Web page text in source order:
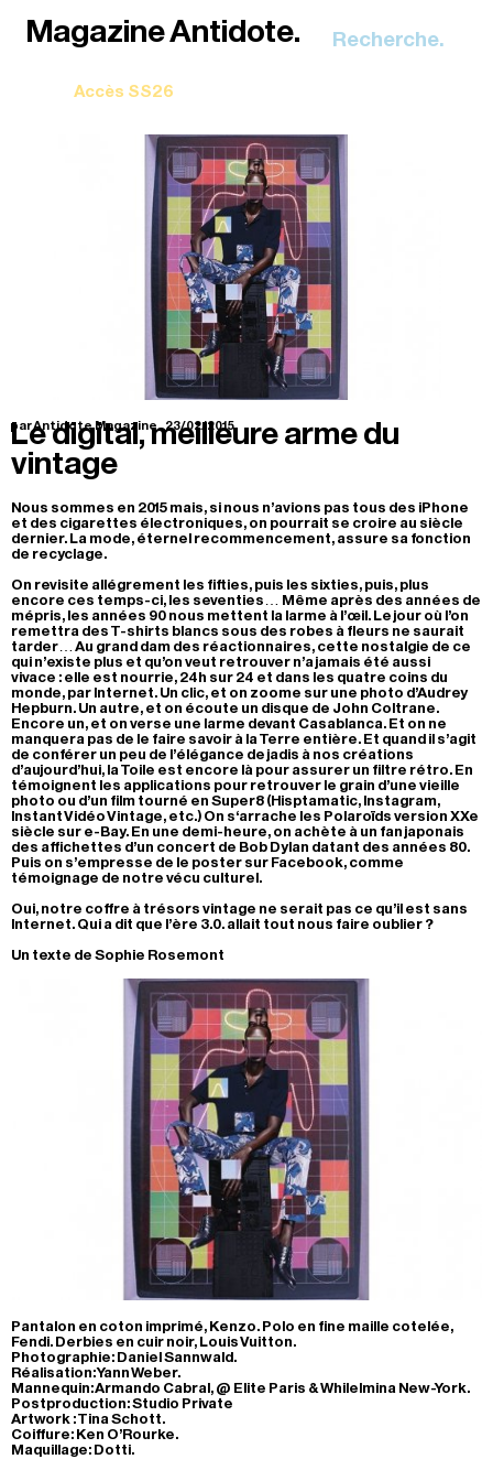
Recherche.
par Antidote Magazine. 23/02/2015
Le digital, meilleure arme du
vintage
Nous sommes en 2015 mais, si nous n’avions pas tous des iPhone
et des cigarettes électroniques, on pourrait se croire au siècle
dernier. La mode, éternel recommencement, assure sa fonction
de recyclage.
On revisite allégrement les fifties, puis les sixties, puis, plus
encore ces temps-ci, les seventies… Même après des années de
mépris, les années 90 nous mettent la larme à l’œil. Le jour où l’on
remettra des T-shirts blancs sous des robes à fleurs ne saurait
tarder… Au grand dam des réactionnaires, cette nostalgie de ce
qui n’existe plus et qu’on veut retrouver n’a jamais été aussi
vivace : elle est nourrie, 24h sur 24 et dans les quatre coins du
monde, par Internet. Un clic, et on zoome sur une photo d’Audrey
Hepburn. Un autre, et on écoute un disque de John Coltrane.
Encore un, et on verse une larme devant Casablanca. Et on ne
manquera pas de le faire savoir à la Terre entière. Et quand il s’agit
de conférer un peu de l’élégance de jadis à nos créations
d’aujourd’hui, la Toile est encore là pour assurer un filtre rétro. En
témoignent les applications pour retrouver le grain d’une vieille
photo ou d’un film tourné en Super8 (Hisptamatic, Instagram,
Instant Vidéo Vintage, etc.) On s‘arrache les Polaroïds version XXe
siècle sur e-Bay. En une demi-heure, on achète à un fan japonais
des affichettes d’un concert de Bob Dylan datant des années 80.
Puis on s’empresse de le poster sur Facebook, comme
témoignage de notre vécu culturel.
Oui, notre coffre à trésors vintage ne serait pas ce qu’il est sans
Internet. Qui a dit que l’ère 3.0. allait tout nous faire oublier ?
Un texte de Sophie Rosemont
Pantalon en coton imprimé, Kenzo. Polo en fine maille cotelée,
Fendi. Derbies en cuir noir, Louis Vuitton.
Photographie: Daniel Sannwald.
Réalisation: Yann Weber.
Mannequin: Armando Cabral, @ Elite Paris & Whilelmina New-York.
Postproduction: Studio Private
Artwork : Tina Schott.
Coiffure: Ken O’Rourke.
Maquillage: Dotti.